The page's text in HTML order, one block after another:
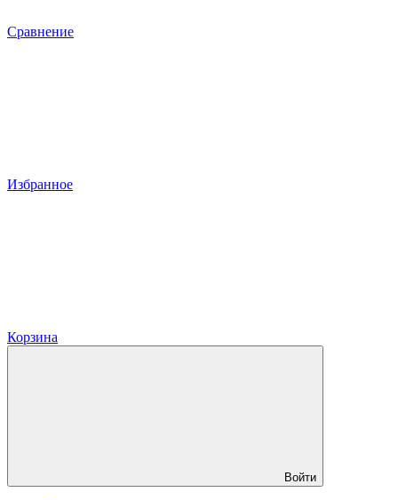
Сравнение
Избранное
Корзина
Войти